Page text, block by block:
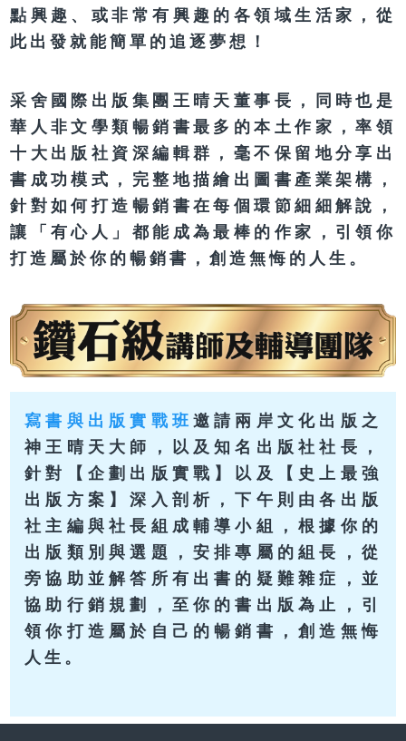
點興趣、或非常有興趣的各領域生活家，從
此出發就能簡單的追逐夢想！
采舍國際出版集團王晴天董事長，同時也是
華人非文學類暢銷書最多的本土作家，率領
十大出版社資深編輯群，毫不保留地分享出
書成功模式，完整地描繪出圖書產業架構，
針對如何打造暢銷書在每個環節細細解說，
讓「有心人」都能成為最棒的作家，引領你
打造屬於你的暢銷書，創造無悔的人生。
寫書與出版實戰班邀請兩岸文化出版之
神王晴天大師，以及知名出版社社長，
針對【企劃出版實戰】以及【史上最強
出版方案】深入剖析，下午則由各出版
社主編與社長組成輔導小組，根據你的
出版類別與選題，安排專屬的組長，從
旁協助並解答所有出書的疑難雜症，並
協助行銷規劃，至你的書出版為止，引
領你打造屬於自己的暢銷書，創造無悔
人生。